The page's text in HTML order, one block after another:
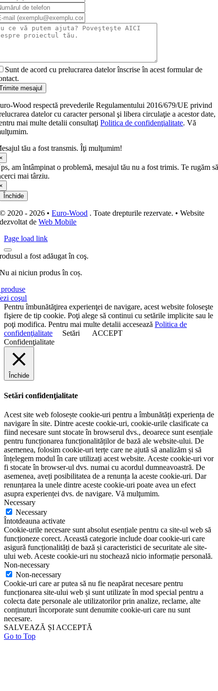
Sunt de acord cu prelucrarea datelor înscrise în acest formular de
mesajul
Wood respectă prevederile Regulamentului 2016/679/UE privind
datelor cu caracter personal şi libera circulaţie a acestor date,
mai multe detalii consultaţiPolitica de confidenţialitate. Vă
tău a fost transmis. Îţi mulţumim!
am întâmpinat o problemă, mesajul tău nu a fost trimis. Te rugăm
mai târziu.
Închide
© 2020 - 2026 •Euro-Wood . Toate drepturile rezervate. • Website
dezvoltat deWeb Mobile
Page load link
a fost adăugat în coş.
Nu ai niciun produs în coș.
coşul
Pentru îmbunătăţirea experienţei de navigare, acest website foloseşte
fişiere de tip cookie. Poţi alege să continui cu setările implicite sau le
poţi modifica. Pentru mai multe detalii accesează Politica de
confidenţialitate
Setări
ACCEPT
Confidenţialitate
Închide
Setări confidenţialitate
Acest site web folosește cookie-uri pentru a îmbunătăți experiența de
navigare în site. Dintre aceste cookie-uri, cookie-urile clasificate ca
fiind necesare sunt stocate în browserul dvs., deoarece sunt esențiale
pentru funcționarea funcționalităților de bază ale website-ului. De
asemenea, folosim cookie-uri terțe care ne ajută să analizăm și să
înțelegem modul în care utilizați acest website. Aceste cookie-uri vor
fi stocate în browser-ul dvs. numai cu acordul dumneavoastră. De
asemenea, aveți posibilitatea de a renunța la aceste cookie-uri. Dar
renunțarea la unele dintre aceste cookie-uri poate avea un efect
asupra experienței dvs. de navigare. Vă mulţumim.
Necessary
Necessary
Întotdeauna activate
Cookie-urile necesare sunt absolut esențiale pentru ca site-ul web să
funcționeze corect. Această categorie include doar cookie-uri care
asigură funcționalități de bază și caracteristici de securitate ale site-
ului web. Aceste cookie-uri nu stochează nicio informație personală.
Non-necessary
Non-necessary
Cookie-uri care ar putea să nu fie neapărat necesare pentru
funcționarea site-ului web și sunt utilizate în mod special pentru a
colecta date personale ale utilizatorilor prin analize, reclame, alte
conținuturi încorporate sunt denumite cookie-uri care nu sunt
necesare.
SALVEAZĂ ȘI ACCEPTĂ
Go to Top